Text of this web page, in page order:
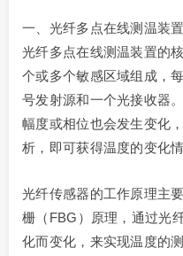
一、光纤多点在线测温装
光纤多点在线测温装置的
个或多个敏感区域组成，
号发射源和一个光接收器
幅度或相位也会发生变化
析，即可获得温度的变化情
光纤传感器的工作原理主
栅（FBG）原理，通过光
化而变化，来实现温度的